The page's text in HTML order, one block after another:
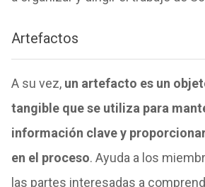
Artefactos
A su vez, un artefacto es un
tangible que se utiliza para
información clave y
en el proceso. Ayuda a los
las partes interesadas a